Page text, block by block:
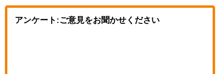
アンケート:ご意見をお聞かせください